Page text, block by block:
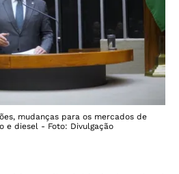
mudanças para os mercados de
e diesel - Foto: Divulgação